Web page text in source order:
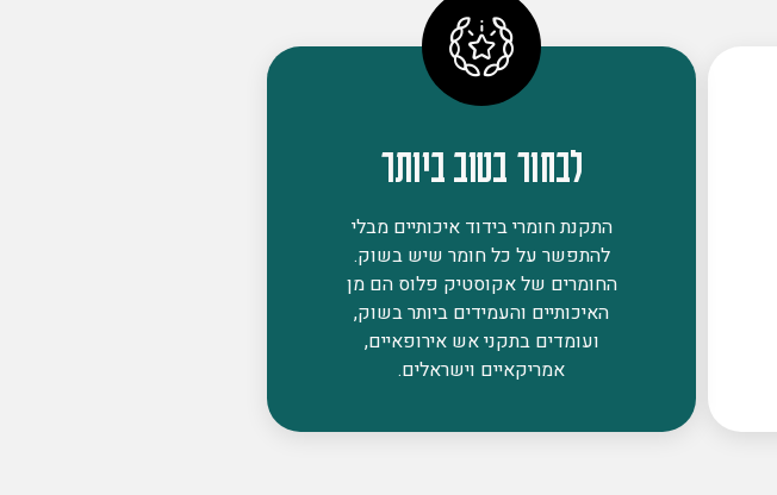
לבחור בטוב ביותר
התקנת חומרי בידוד איכותיים מבלי
להתפשר על כל חומר שיש בשוק.
החומרים של אקוסטיק פלוס הם מן
האיכותיים והעמידים ביותר בשוק,
ועומדים בתקני אש אירופאיים,
אמריקאיים וישראלים.